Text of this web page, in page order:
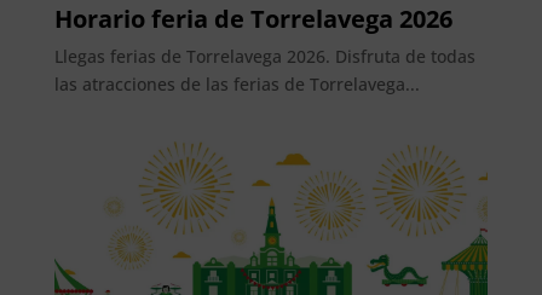
Horario feria de Torrelavega 2026
Llegas ferias de Torrelavega 2026. Disfruta de todas
las atracciones de las ferias de Torrelavega...